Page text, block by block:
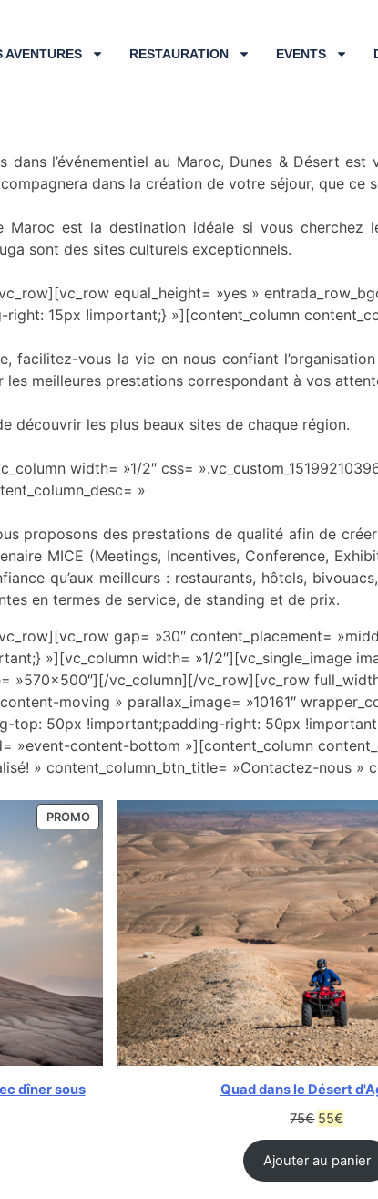
AVENTURES RESTAURATION EVENTS
dans l’événementiel au Maroc, Dunes & Désert
dans la création de votre séjour, que ce
est la destination idéale si vous cherchez
sont des sites culturels exceptionnels.
equal_height= »yes »
15px !important;} »][content_column
facilitez-vous la vie en nous confiant
les meilleures prestations correspondant à vos
découvrir les plus beaux sites de chaque région.
width= »1/2″ css=
»
proposons des prestations de qualité afin de
MICE (Meetings, Incentives, Conference,
qu’aux meilleurs : restaurants, hôtels,
en termes de service, de standing et de prix.
gap= »30″ content_placement=
»][vc_column width= »1/2″][vc_single_image
»570×500″][/vc_column][/vc_row][vc_row
moving » parallax_image= »10161″
top: 50px !important;padding-right: 50px
»event-content-bottom »][content_column
» content_column_btn_title= »Contactez-nous
PROMO
dîner sous
Quad dans le Désert
75€ 55€
Ajouter au panier